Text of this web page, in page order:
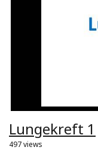
Lungekreft 1
497 views